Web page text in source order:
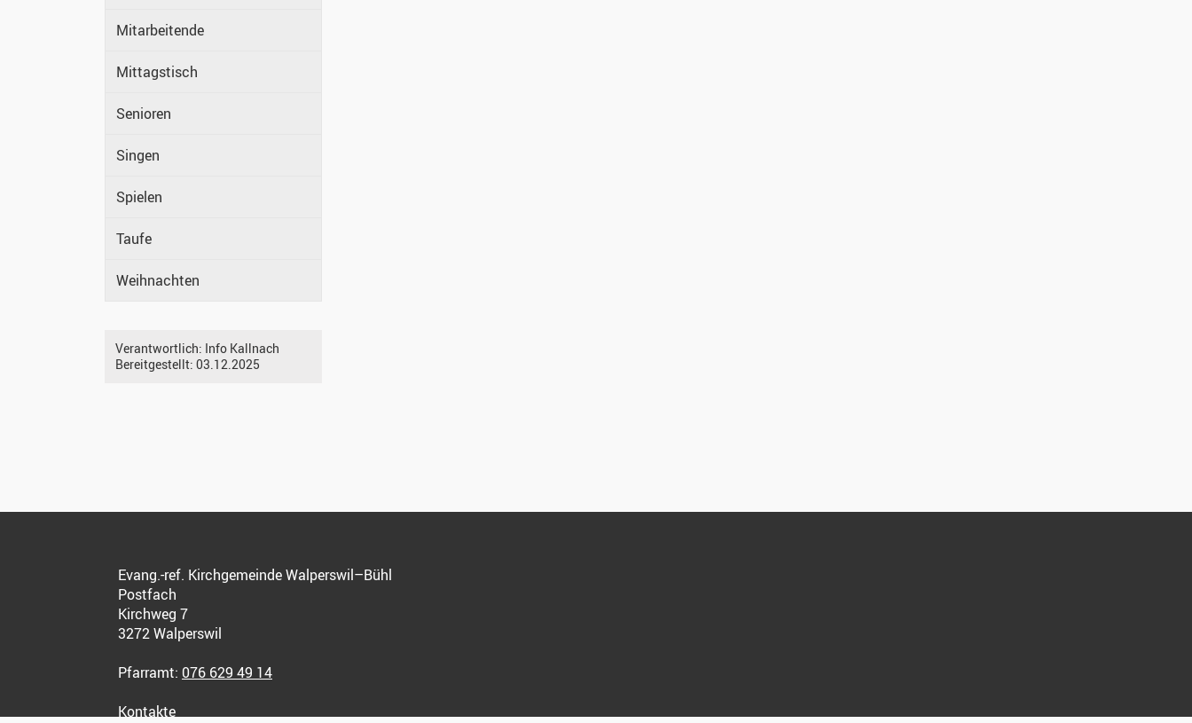
Mitarbeitende
Mittagstisch
Senioren
Singen
Spielen
Taufe
Weihnachten
Verantwortlich: Info Kallnach
Bereitgestellt: 03.12.2025
Evang.-ref. Kirchgemeinde Walperswil–Bühl
Postfach
Kirchweg 7
3272 Walperswil
Pfarramt: 076 629 49 14
Kontakte